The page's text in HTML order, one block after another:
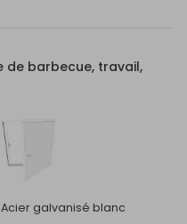
de barbecue, travail,
Acier galvanisé blanc